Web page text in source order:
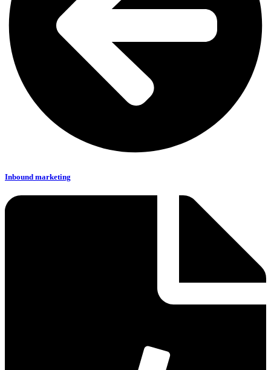
Inbound marketing